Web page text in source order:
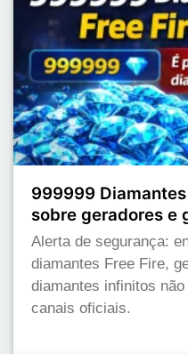
999999
sobre geradores e
Alerta de segurança:
diamantes Free Fire,
diamantes infinitos
canais oficiais.